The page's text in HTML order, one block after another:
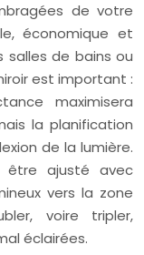
de votre
économique et
salles de bains ou
est important :
maximisera
la planification
de la lumière.
être ajusté avec
vers la zone
voire tripler,
éclairées.